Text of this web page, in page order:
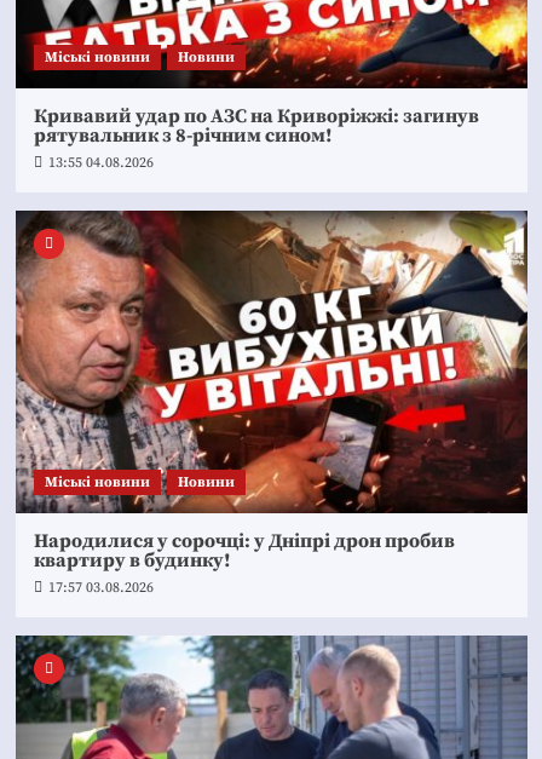
Mіські новини Новини
Кривавий удар по АЗС на Криворіжжі: загинув
рятувальник з 8-річним сином!
13:55 04.08.2026
Mіські новини Новини
Народилися у сорочці: у Дніпрі дрон пробив
квартиру в будинку!
17:57 03.08.2026